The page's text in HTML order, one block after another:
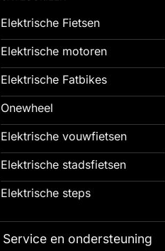
Elektrische Fietsen
Elektrische motoren
Elektrische Fatbikes
Onewheel
Elektrische vouwfietsen
Elektrische stadsfietsen
Elektrische steps
Service en ondersteuning